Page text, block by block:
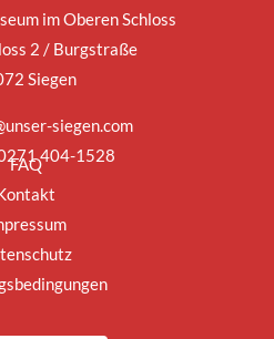
im Oberen Schloss
2 / Burgstraße
Siegen
siegen.com
404-1528
FAQ